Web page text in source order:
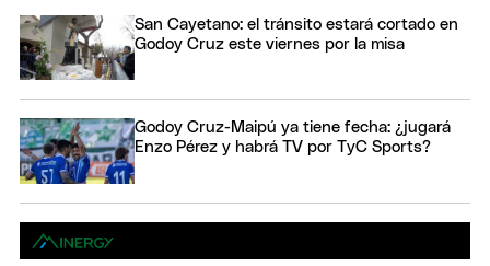
San Cayetano: el tránsito estará cortado en
Godoy Cruz este viernes por la misa
Godoy Cruz-Maipú ya tiene fecha: ¿jugará
Enzo Pérez y habrá TV por TyC Sports?